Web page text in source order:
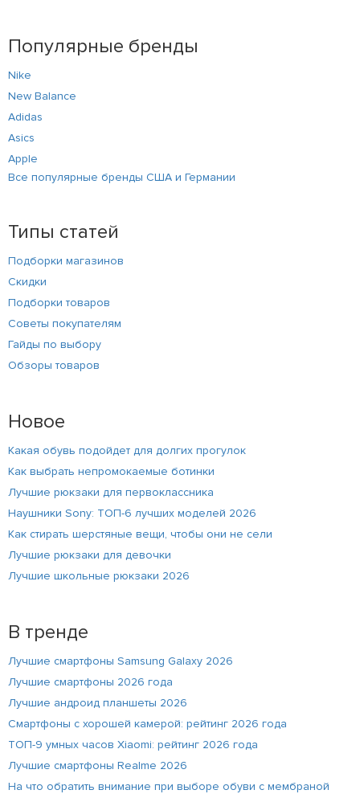
Популярные бренды
Nike
New Balance
Adidas
Asics
Apple
Все популярные бренды США и Германии
Типы статей
Подборки магазинов
Скидки
Подборки товаров
Советы покупателям
Гайды по выбору
Обзоры товаров
Новое
Какая обувь подойдет для долгих прогулок
Как выбрать непромокаемые ботинки
Лучшие рюкзаки для первоклассника
Наушники Sony: ТОП-6 лучших моделей 2026
Как стирать шерстяные вещи, чтобы они не сели
Лучшие рюкзаки для девочки
Лучшие школьные рюкзаки 2026
В тренде
Лучшие смартфоны Samsung Galaxy 2026
Лучшие смартфоны 2026 года
Лучшие андроид планшеты 2026
Смартфоны с хорошей камерой: рейтинг 2026 года
ТОП-9 умных часов Xiaomi: рейтинг 2026 года
Лучшие смартфоны Realme 2026
На что обратить внимание при выборе обуви с мембраной